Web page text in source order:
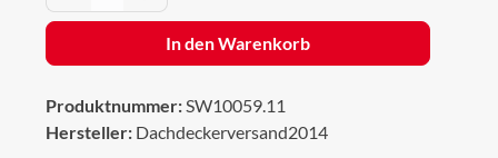
In den Warenkorb
Produktnummer:SW10059.11
Hersteller: Dachdeckerversand2014